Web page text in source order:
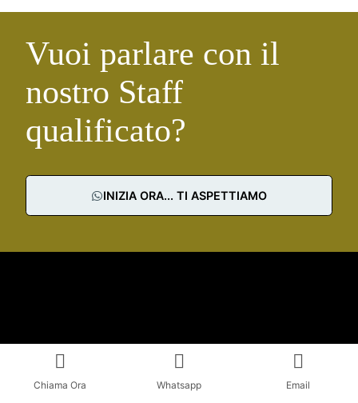
Vuoi parlare con il
nostro Staff
qualificato?
INIZIA ORA... TI ASPETTIAMO
Chiama Ora Whatsapp Email